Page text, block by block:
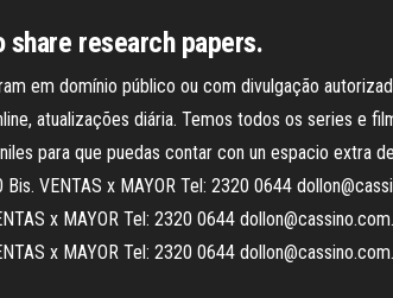
research papers.
em domínio público ou com divulgação
atualizações diária. Temos todos os series e
para que puedas contar con un espacio extra
VENTAS x MAYOR Tel: 2320 0644
x MAYOR Tel: 2320 0644
x MAYOR Tel: 2320 0644